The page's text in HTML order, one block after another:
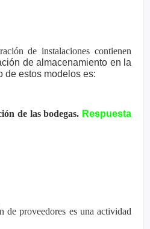
de instalaciones contienen
de almacenamiento en la
de estos modelos es:
de las bodegas. Respuesta
de proveedores es una actividad